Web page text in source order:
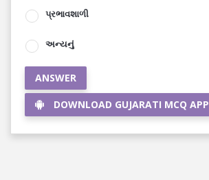
પ્રભાવશાળી
અન્યનું
ANSWER
DOWNLOAD GUJARATI MCQ APP